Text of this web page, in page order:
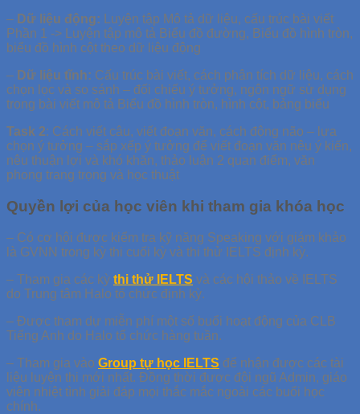
– Dữ liệu động: Luyện tập Mô tả dữ liệu, cấu trúc bài viết
Phần 1 -> Luyện tập mô tả Biểu đồ đường, Biểu đồ hình tròn,
biểu đồ hình cột theo dữ liệu động
– Dữ liệu tĩnh: Cấu trúc bài viết, cách phân tích dữ liệu, cách
chọn lọc và so sánh – đối chiếu ý tưởng, ngôn ngữ sử dụng
trong bài viết mô tả Biểu đồ hình tròn, hình cột, bảng biểu
Task 2: Cách viết câu, viết đoạn văn, cách động não – lựa
chọn ý tưởng – sắp xếp ý tưởng để viết đoạn văn nêu ý kiến,
nêu thuận lợi và khó khăn, thảo luận 2 quan điểm, văn
phong trang trọng và học thuật
Quyền lợi của học viên khi tham gia khóa học
– Có cơ hội được kiểm tra kỹ năng Speaking với giám khảo
là GVNN trong kỳ thi cuối kỳ và thi thử IELTS định kỳ.
– Tham gia các kỳ thi thử IELTS và các hội thảo về IELTS
do Trung tâm Halo tổ chức định kỳ.
– Được tham dự miễn phí một số buổi hoạt động của CLB
Tiếng Anh do Halo tổ chức hàng tuần.
– Tham gia vào Group tự học IELTS để nhận được các tài
liệu luyện thi mới nhất. Đồng thời được đội ngũ Admin, giáo
viên nhiệt tình giải đáp mọi thắc mắc ngoài các buổi học
chính.